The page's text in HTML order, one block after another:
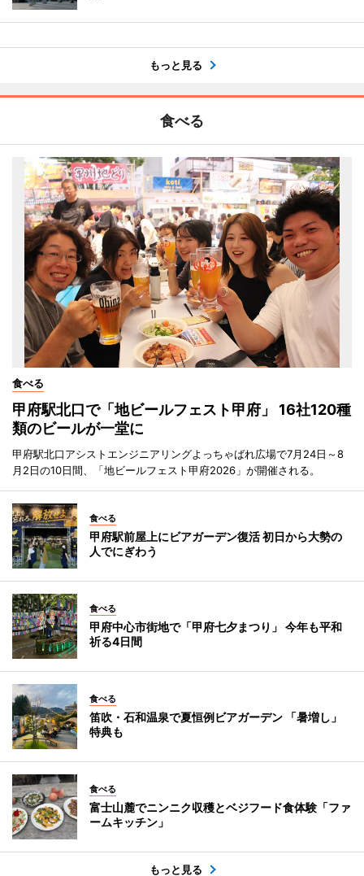
もっと見る
食べる
食べる
甲府駅北口で「地ビールフェスト甲府」 16社120種
類のビールが一堂に
甲府駅北口アシストエンジニアリングよっちゃばれ広場で7月24日～8
月2日の10日間、「地ビールフェスト甲府2026」が開催される。
食べる
甲府駅前屋上にビアガーデン復活 初日から大勢の
人でにぎわう
食べる
甲府中心市街地で「甲府七夕まつり」 今年も平和
祈る4日間
食べる
笛吹・石和温泉で夏恒例ビアガーデン 「暑増し」
特典も
食べる
富士山麓でニンニク収穫とベジフード食体験「ファ
ームキッチン」
もっと見る